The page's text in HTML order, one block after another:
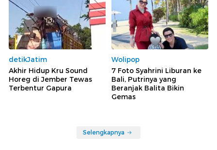
detikJatim
Akhir Hidup Kru Sound
Horeg di Jember Tewas
Terbentur Gapura
Wolipop
7 Foto Syahrini Liburan ke
Bali, Putrinya yang
Beranjak Balita Bikin
Gemas
Selengkapnya